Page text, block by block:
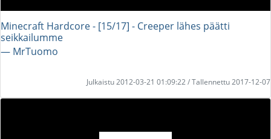
Minecraft Hardcore - [15/17] - Creeper lähes päätti
seikkailumme
― MrTuomo
Julkaistu 2012-03-21 01:09:22 / Tallennettu 2017-12-07